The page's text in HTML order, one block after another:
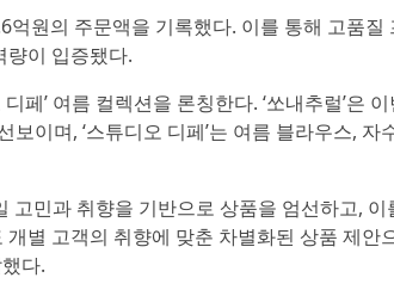
억원의 주문액을 기록했다. 이를 통해 고품질
량이 입증됐다.
페’ 여름 컬렉션을 론칭한다. ‘쏘내추럴’은 이
이며, ‘스튜디오 디페’는 여름 블라우스, 자
고민과 취향을 기반으로 상품을 엄선하고, 이
별 고객의 취향에 맞춘 차별화된 상품 제안
다.